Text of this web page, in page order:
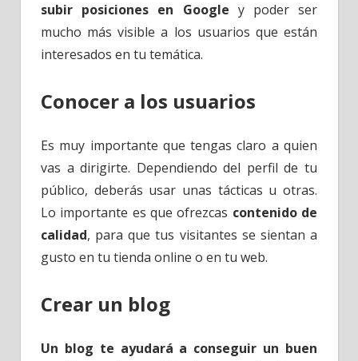
subir posiciones en Google y poder ser
mucho más visible a los usuarios que están
interesados en tu temática.
Conocer a los usuarios
Es muy importante que tengas claro a quien
vas a dirigirte. Dependiendo del perfil de tu
público, deberás usar unas tácticas u otras.
Lo importante es que ofrezcas contenido de
calidad, para que tus visitantes se sientan a
gusto en tu tienda online o en tu web.
Crear un blog
Un blog te ayudará a conseguir un buen